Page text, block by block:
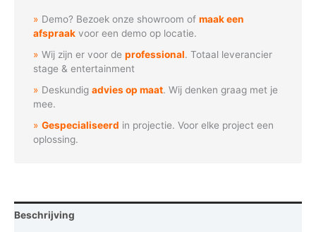
aantal
Demo? Bezoek onze showroom ofmaak een
afspraak voor een demo op locatie.
Wij zijn er voor deprofessional. Totaal leverancier
stage & entertainment
Deskundigadvies op maat. Wij denken graag met je
mee.
Gespecialiseerd in projectie. Voor elke project een
oplossing.
Beschrijving